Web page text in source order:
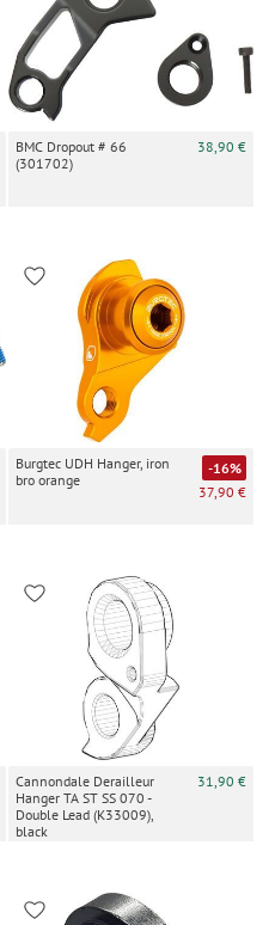
BMC Dropout # 66
(301702)
38,90 €
Burgtec UDH Hanger, iron
bro orange
-16%
37,90 €
Cannondale Derailleur
Hanger TA ST SS 070 -
Double Lead (K33009),
black
31,90 €